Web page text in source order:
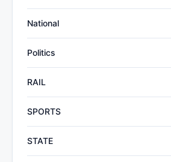
National
Politics
RAIL
SPORTS
STATE